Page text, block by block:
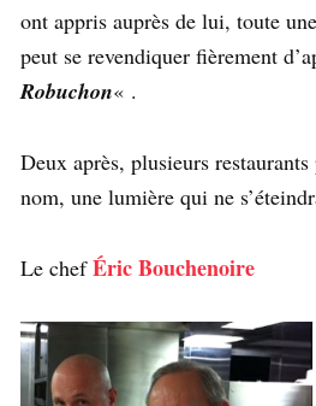
ont appris auprès de lui, toute
peut se revendiquer fièrement
Robuchon« .
Deux après, plusieurs
nom, une lumière qui ne
Le chefÉric Bouchenoire